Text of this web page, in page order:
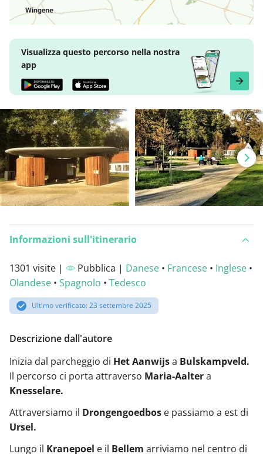
Visualizza questo percorso nella nostra
app
Informazioni sull'itinerario
1301 visite | Pubblica | Danese • Francese • Inglese •
Olandese • Spagnolo • Tedesco
Ultimo verificato: 23 settembre 2025
Descrizione dall'autore
Inizia dal parcheggio di Het Aanwijsa Bulskampveld.
Il percorso ci porta attraverso Maria-Aaltera
Knesselare.
Attraversiamo il Drongengoedbos e passiamo a est di
Ursel.
Lungo il Kranepoel e il Bellem arriviamo nel centro di